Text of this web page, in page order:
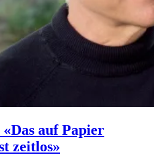
auf Papier
zeitlos»